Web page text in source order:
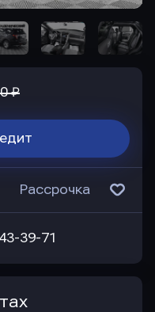
₽
Рассрочка
39-71